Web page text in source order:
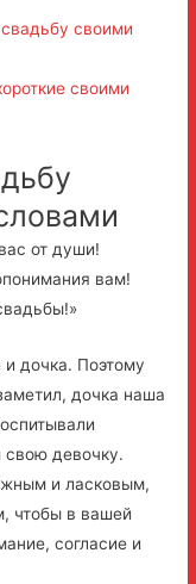
своими
своими
от души!
вам!
дочка. Поэтому
дочка наша
свою девочку.
и ласковым,
чтобы в вашей
согласие и